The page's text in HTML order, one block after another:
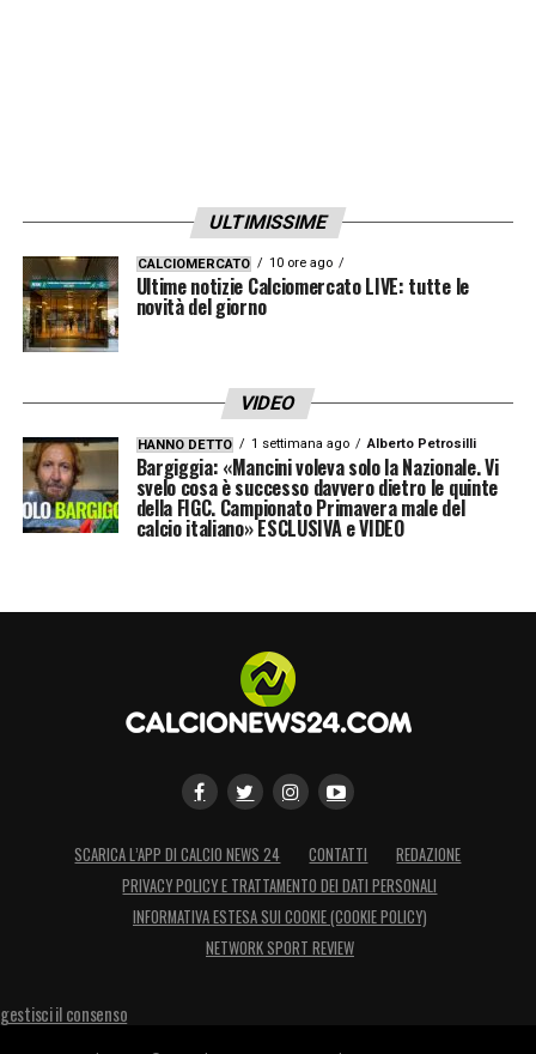
ULTIMISSIME
CALCIOMERCATO 10 ore ago
Ultime notizie Calciomercato LIVE: tutte le
novità del giorno
VIDEO
HANNO DETTO 1 settimana ago Alberto Petrosilli
Bargiggia: «Mancini voleva solo la Nazionale. Vi
svelo cosa è successo davvero dietro le quinte
della FIGC. Campionato Primavera male del
calcio italiano» ESCLUSIVA e VIDEO
SCARICA L’APP DI CALCIO NEWS 24 CONTATTI
REDAZIONE
PRIVACY POLICY E TRATTAMENTO DEI DATI PERSONALI
INFORMATIVA ESTESA SUI COOKIE (COOKIE POLICY)
NETWORK SPORT REVIEW
gestisci il consenso